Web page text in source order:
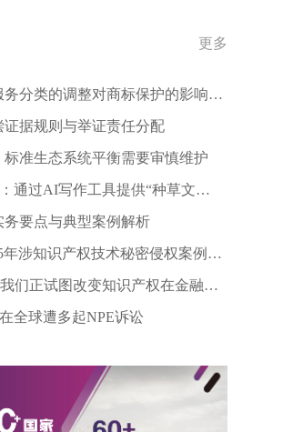
更多
务分类的调整对商标保护的影响研
据规则与举证责任分配
准生态系统平衡需要审慎维护
通过AI写作工具提供“种草文
当竞争
要点与典型案例解析
年涉知识产权技术秘密侵权案例合
们正试图改变知识产权在金融中
全球遭多起NPE诉讼